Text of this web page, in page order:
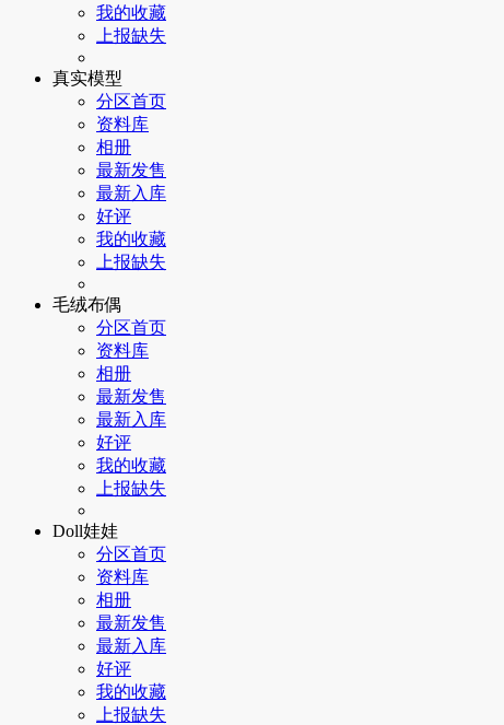
我的收藏
上报缺失
真实模型
分区首页
资料库
相册
最新发售
最新入库
好评
我的收藏
上报缺失
毛绒布偶
分区首页
资料库
相册
最新发售
最新入库
好评
我的收藏
上报缺失
Doll娃娃
分区首页
资料库
相册
最新发售
最新入库
好评
我的收藏
上报缺失